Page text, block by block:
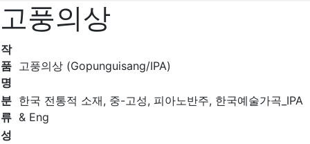
고풍의상
작
품
명
고풍의상 (Gopunguisang/IPA)
분
류
한국 전통적 소재, 중-고성, 피아노반주, 한국예술가곡_IPA
& Eng
성